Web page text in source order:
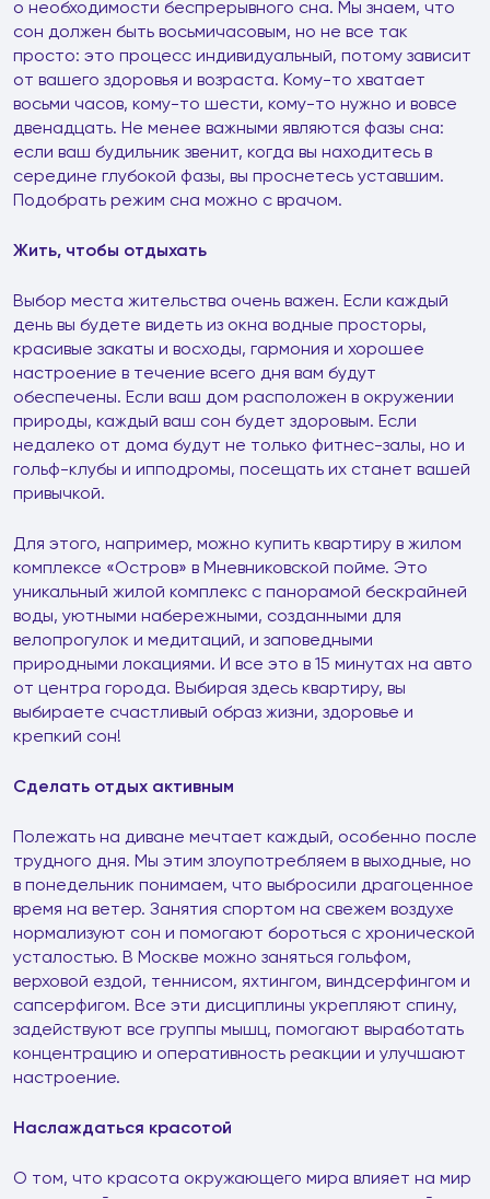
о необходимости беспрерывного сна. Мы знаем, что
сон должен быть восьмичасовым, но не все так
просто: это процесс индивидуальный, потому зависит
от вашего здоровья и возраста. Кому-то хватает
восьми часов, кому-то шести, кому-то нужно и вовсе
двенадцать. Не менее важными являются фазы сна:
если ваш будильник звенит, когда вы находитесь в
середине глубокой фазы, вы проснетесь уставшим.
Подобрать режим сна можно с врачом.
Жить, чтобы отдыхать
Выбор места жительства очень важен. Если каждый
день вы будете видеть из окна водные просторы,
красивые закаты и восходы, гармония и хорошее
настроение в течение всего дня вам будут
обеспечены. Если ваш дом расположен в окружении
природы, каждый ваш сон будет здоровым. Если
недалеко от дома будут не только фитнес-залы, но и
гольф-клубы и ипподромы, посещать их станет вашей
привычкой.
Для этого, например, можно купить квартиру в жилом
комплексе «Остров» в Мневниковской пойме. Это
уникальный жилой комплекс с панорамой бескрайней
воды, уютными набережными, созданными для
велопрогулок и медитаций, и заповедными
природными локациями. И все это в 15 минутах на авто
от центра города. Выбирая здесь квартиру, вы
выбираете счастливый образ жизни, здоровье и
крепкий сон!
Сделать отдых активным
Полежать на диване мечтает каждый, особенно после
трудного дня. Мы этим злоупотребляем в выходные, но
в понедельник понимаем, что выбросили драгоценное
время на ветер. Занятия спортом на свежем воздухе
нормализуют сон и помогают бороться с хронической
усталостью. В Москве можно заняться гольфом,
верховой ездой, теннисом, яхтингом, виндсерфингом и
сапсерфигом. Все эти дисциплины укрепляют спину,
задействуют все группы мышц, помогают выработать
концентрацию и оперативность реакции и улучшают
настроение.
Наслаждаться красотой
О том, что красота окружающего мира влияет на мир